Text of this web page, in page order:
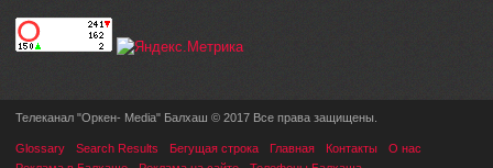
Телеканал "Оркен- Media" Балхаш © 2017 Все права защищены.
Glossary Search Results Бегущая строка Главная Контакты
О нас